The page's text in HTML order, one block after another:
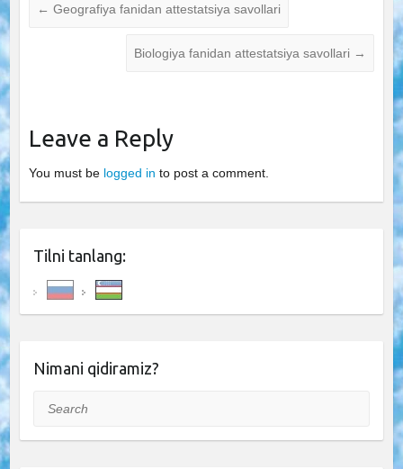
← Geografiya fanidan attestatsiya savollari
Biologiya fanidan attestatsiya savollari →
Leave a Reply
You must be logged in to post a comment.
Tilni tanlang:
Nimani qidiramiz?
Search